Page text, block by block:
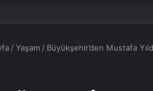
/Yaşam / Büyükşehir’den Mustafa